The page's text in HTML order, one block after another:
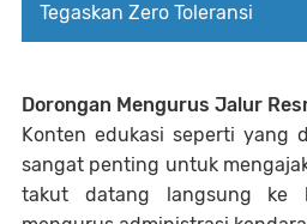
Tegaskan Zero Toleransi
Dorongan Mengurus Jalur
Konten edukasi seperti yang
sangat penting untuk
takut datang langsung ke